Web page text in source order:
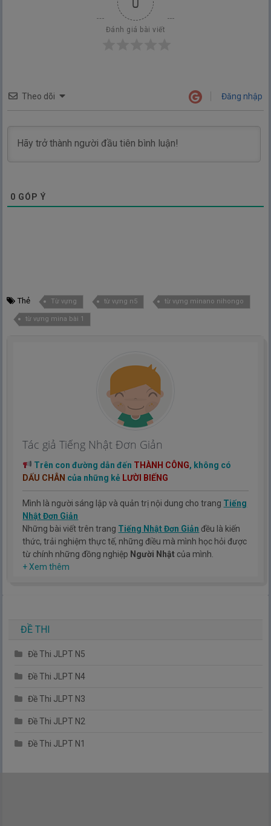
Đánh giá bài viết
Theo dõi Đăng nhập
0 GÓP Ý
Thẻ Từ vựng từ vựng n5 từ vựng minano nihongo
từ vựng mina bài 1
Tác giả Tiếng Nhật Đơn Giản
Trên con đường dẫn đến THÀNH CÔNG, không có
DẤU CHÂN của những kẻ LƯỜI BIẾNG
Mình là người sáng lập và quản trị nội dung cho trang Tiếng
Nhật Đơn Giản
Những bài viết trên trang Tiếng Nhật Đơn Giản đều là kiến
thức, trải nghiệm thực tế, những điều mà mình học hỏi được
từ chính những đồng nghiệp Người Nhật của mình.
Hy vọng rằng kinh nghiệm mà mình có được sẽ giúp các bạn
+ Xem thêm
ĐỀ THI
Đề Thi JLPT N5
Đề Thi JLPT N4
Đề Thi JLPT N3
Đề Thi JLPT N2
Đề Thi JLPT N1